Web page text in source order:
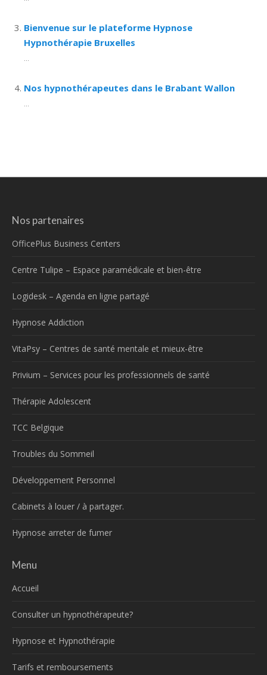
Bienvenue sur le plateforme Hypnose
Hypnothérapie Bruxelles
Nos hypnothérapeutes dans le Brabant Wallon
Nos partenaires
OfficePlus Business Centers
Centre Tulipe – Espace paramédicale et bien-être
Logidesk – Agenda en ligne partagé
Hypnose Addiction
VitaPsy – Centres de santé mentale et mieux-être
Privium – Services pour les professionnels de santé
Thérapie Adolescent
TCC Belgique
Troubles du Sommeil
Développement Personnel
Cabinets à louer / à partager.
Hypnose arreter de fumer
Menu
Accueil
Consulter un hypnothérapeute?
Hypnose et Hypnothérapie
Tarifs et remboursements